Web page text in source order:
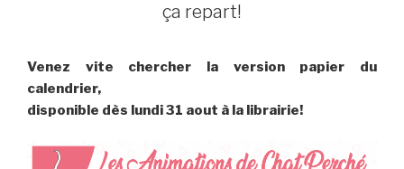
ça repart!
Venez vite chercher la version papier du
calendrier,
disponible dès lundi 31 aout à la librairie!